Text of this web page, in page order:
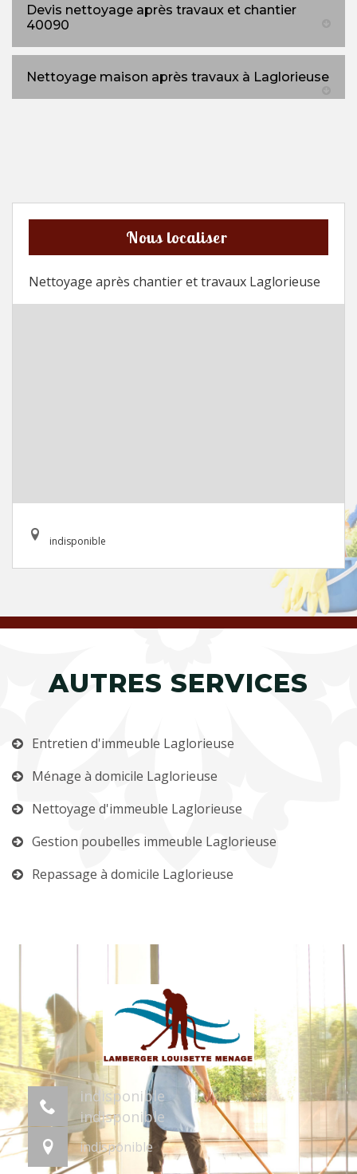
Devis nettoyage après travaux et chantier
40090
Nettoyage maison après travaux à Laglorieuse
Nous localiser
Nettoyage après chantier et travaux Laglorieuse
indisponible
AUTRES SERVICES
Entretien d'immeuble Laglorieuse
Ménage à domicile Laglorieuse
Nettoyage d'immeuble Laglorieuse
Gestion poubelles immeuble Laglorieuse
Repassage à domicile Laglorieuse
indisponible
indisponible
indisponible